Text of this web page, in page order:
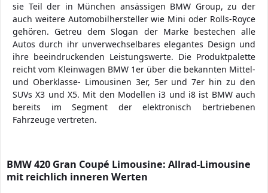
sie Teil der in München ansässigen BMW Group, zu der
auch weitere Automobilhersteller wie Mini oder Rolls-Royce
gehören. Getreu dem Slogan der Marke bestechen alle
Autos durch ihr unverwechselbares elegantes Design und
ihre beeindruckenden Leistungswerte. Die Produktpalette
reicht vom Kleinwagen BMW 1er über die bekannten Mittel-
und Oberklasse- Limousinen 3er, 5er und 7er hin zu den
SUVs X3 und X5. Mit den Modellen i3 und i8 ist BMW auch
bereits im Segment der elektronisch bertriebenen
Fahrzeuge vertreten.
BMW 420 Gran Coupé Limousine: Allrad-Limousine
mit reichlich inneren Werten